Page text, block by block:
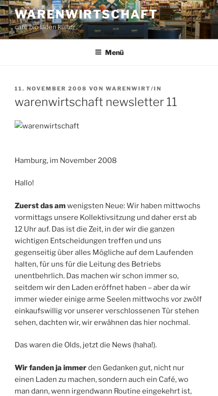
Zum
Inhalt
springen
WARENWIRTSCHAFT
café bio laden kultur
Menü
VERÖFFENTLICHT
11. NOVEMBER 2008 VON WARENWIRT/IN
warenwirtschaft newsletter 11
Hamburg, im November 2008
Hallo!
Zuerst das amwenigsten Neue: Wir haben mittwochs
vormittags unsere Kollektivsitzung und daher erst ab
12 Uhr auf. Das ist die Zeit, in der wir die ganzen
wichtigen Entscheidungen treffen und uns
gegenseitig über alles Mögliche auf dem Laufenden
halten, für uns für die Leitung des Betriebs
unentbehrlich. Das machen wir schon immer so,
seitdem wir den Laden eröffnet haben – aber da wir
immer wieder einige arme Seelen mittwochs vor zwölf
einkaufswillig vor unserer verschlossenen Tür stehen
sehen, dachten wir, wir erwähnen das hier nochmal.
Das waren die Olds, jetzt die News (haha!).
Wir fanden ja immerden Gedanken gut, nicht nur
einen Laden zu machen, sondern auch ein Café, wo
man dann, wenn irgendwann Routine eingekehrt ist,